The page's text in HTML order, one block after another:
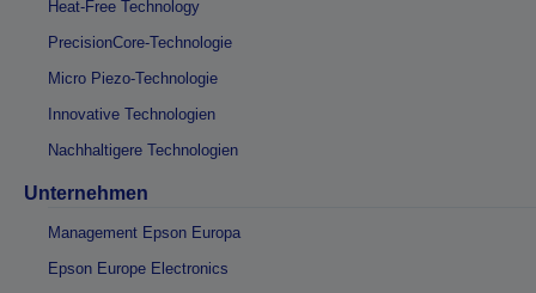
Heat-Free Technology
PrecisionCore-Technologie
Micro Piezo-Technologie
Innovative Technologien
Nachhaltigere Technologien
Unternehmen
Management Epson Europa
Epson Europe Electronics